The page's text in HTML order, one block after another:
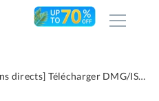
[Liens directs] Télécharger DMG/ISO macOS Mojave 10.14.6 et son full installer